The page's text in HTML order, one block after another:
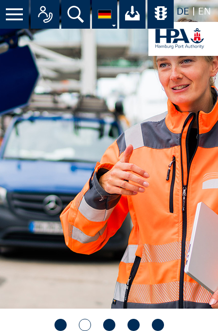
DE EN
Menü Alle Ansprechpartner im
Suche Ihr Download-